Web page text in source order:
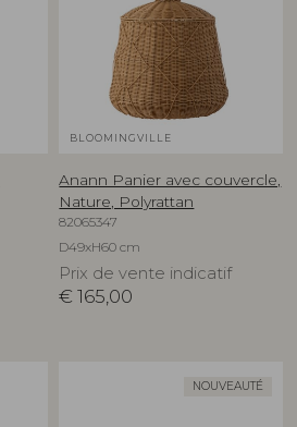
BLOOMINGVILLE
Anann Panier avec couvercle,
Nature, Polyrattan
82065347
D49xH60 cm
Prix de vente indicatif
€ 165,00
NOUVEAUTÉ